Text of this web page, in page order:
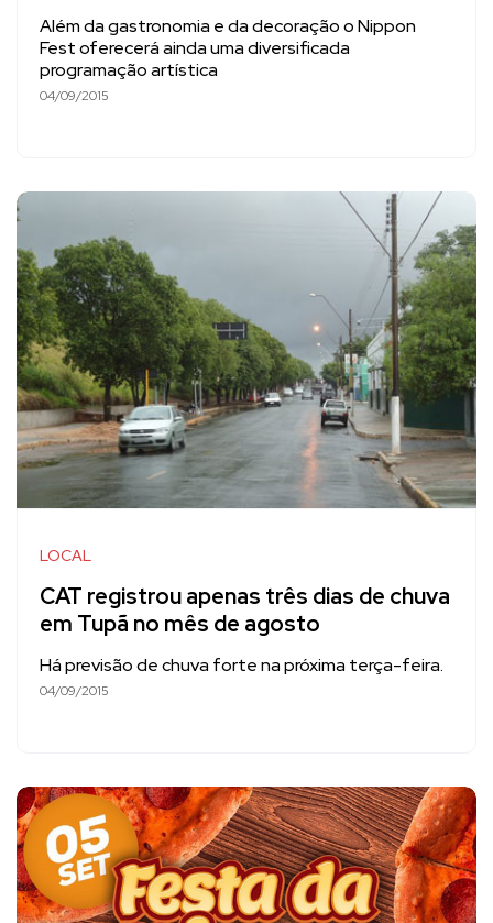
Além da gastronomia e da decoração o Nippon
Fest oferecerá ainda uma diversificada
programação artística
04/09/2015
LOCAL
CAT registrou apenas três dias de chuva
em Tupã no mês de agosto
Há previsão de chuva forte na próxima terça-feira.
04/09/2015